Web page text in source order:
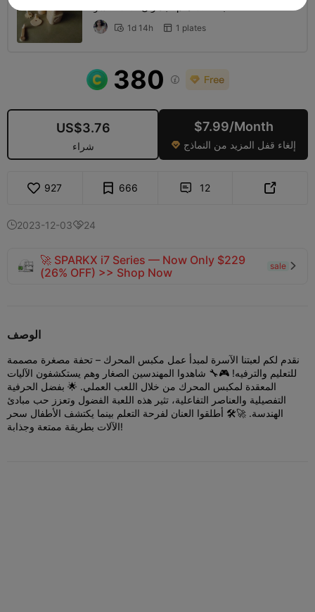
 1d 14h  1 plates
380 
US$3.76
شراء
$7.99/Month
 إلغاء قفل المزيد من النماذج
927 666  12 
2023-12-0324
🚀 SPARKX i7 Series — Now Only $229
(26% OFF) >> Shop Now
sale 
الوصف
نقدم لكم لعبتنا الآسرة لمبدأ عمل مكبس المحرك – تحفة مصغرة مصممة
للتعليم والترفيه! 🎮🔧 شاهدوا المهندسين الصغار وهم يستكشفون الآليات
المعقدة لمكبس المحرك من خلال اللعب العملي. 🌟 بفضل الحرفية
التفصيلية والعناصر التفاعلية، تثير هذه اللعبة الفضول وتعزز حب مبادئ
الهندسة. 🚀🛠️ أطلقوا العنان لفرحة التعلم بينما يكتشف الأطفال سحر
الآلات بطريقة ممتعة وجذابة!